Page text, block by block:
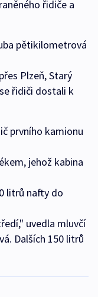
řidiče a
pětikilometrová
Plzeň, Starý
řidiči dostali k
prvního kamionu
jehož kabina
litrů nafty do
uvedla mluvčí
Dalších 150 litrů